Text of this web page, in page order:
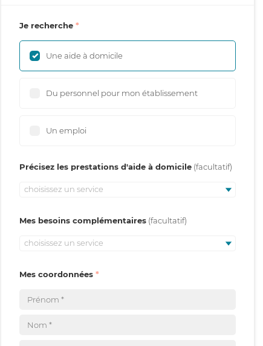
Je recherche
Une aide à domicile
Du personnel pour mon établissement
Un emploi
Précisez les prestations d'aide à domicile
choisissez un service
Mes besoins complémentaires
choisissez un service
Mes coordonnées